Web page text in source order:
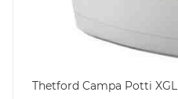
Thetford Campa Potti XGL